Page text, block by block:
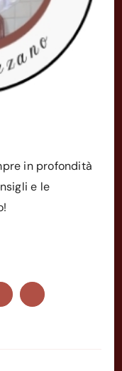
in profondità
e le